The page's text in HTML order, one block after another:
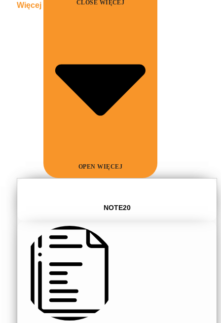
Więcej CLOSE WIĘCEJ
OPEN WIĘCEJ
NOTE20